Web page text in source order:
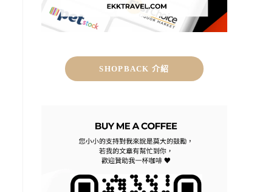
SHOPBACK 介紹